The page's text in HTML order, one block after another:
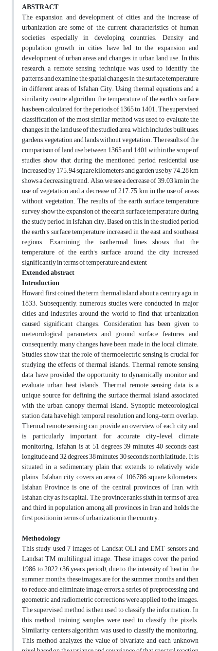
ABSTRACT
The expansion and development of cities and the increase of
urbanization are some of the current characteristics of human
societies, especially in developing countries. Density and
population growth in cities have led to the expansion and
development of urban areas and changes in urban land use. In this
research, a remote sensing technique was used to identify the
patterns and examine the spatial changes in the surface temperature
in different areas of Isfahan City. Using thermal equations and a
similarity centre algorithm, the temperature of the earth's surface
has been calculated for the periods of 1365 to 1401. The supervised
classification of the most similar method was used to evaluate the
changes in the land use of the studied area, which includes built uses,
gardens, vegetation, and lands without vegetation. The results of the
comparison of land use between 1365 and 1401 within the scope of
studies show that during the mentioned period residential use
increased by 175.94 square kilometers and garden use by 74.28 km
shows a decreasing trend. Also, we see a decrease of 39.03 km in the
use of vegetation and a decrease of 217.75 km in the use of areas
without vegetation. The results of the earth surface temperature
survey show the expansion of the earth surface temperature during
the study period in Isfahan city. Based on this, in the studied period,
the earth's surface temperature increased in the east and southeast
regions. Examining the isothermal lines shows that the
temperature of the earth's surface around the city increased
significantly in terms of temperature and extent
Extended abstract
Introduction
Howard first coined the term thermal island about a century ago, in
1833. Subsequently, numerous studies were conducted in major
cities and industries around the world to find that urbanization
caused significant changes. Consideration has been given to
meteorological parameters and ground surface features, and
consequently, many changes have been made in the local climate.
Studies show that the role of thermoelectric sensing is crucial for
studying the effects of thermal islands. Thermal remote sensing
data have provided the opportunity to dynamically monitor and
evaluate urban heat islands. Thermal remote sensing data is a
unique source for defining the surface thermal island associated
with the urban canopy thermal island. Synoptic meteorological
station data have high temporal resolution and long-term overlap.
Thermal remote sensing can provide an overview of each city and
is particularly important for accurate city-level climate
monitoring. Isfahan is at 51 degrees 39 minutes 40 seconds east
longitude and 32 degrees 38 minutes 30 seconds north latitude. It is
situated in a sedimentary plain that extends to relatively wide
plains. Isfahan city covers an area of 106,786 square kilometers.
Isfahan Province is one of the central provinces of Iran, with
Isfahan city as its capital. The province ranks sixth in terms of area
and third in population among all provinces in Iran and holds the
first position in terms of urbanization in the country.
Methodology
This study used 7 images of Landsat OLI and EMT sensors and
Landsat TM multilingual image. These images cover the period
1986 to 2022 (36 years period); due to the intensity of heat in the
summer months, these images are for the summer months and then
to reduce and eliminate image errors, a series of preprocessing and
geometric and radiometric corrections were applied to the images.
The supervised method is then used to classify the information. In
this method, training samples were used to classify the pixels.
Similarity centers algorithm was used to classify the monitoring.
This method analyzes the value of bivariate and each unknown